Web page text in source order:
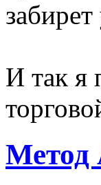
И так я
Метод